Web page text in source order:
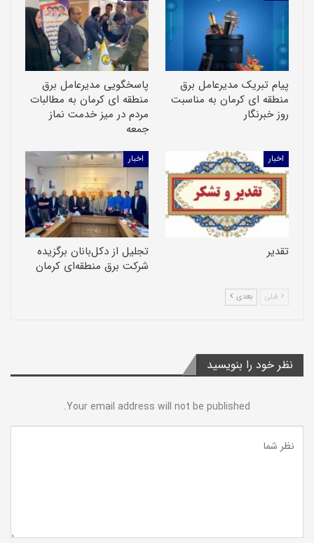
پیام تبریک مدیرعامل برق
منطقه ای کرمان به مناسبت
روز خبرنگار
پاسخگویی مدیرعامل برق
منطقه ای کرمان به مطالبات
مردم در میز خدمت نماز
جمعه
اخبار
تقدیر
اخبار
تجلیل از دکل‌بانان برگزیده
شرکت برق منطقه‌ای کرمان
قبلی بعدی
نظر خود را بنویسید
Your email address will not be published.